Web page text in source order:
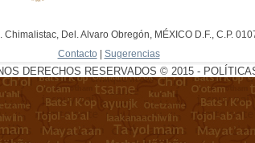
Del. Alvaro Obregón, MÉXICO D.F., C.P.
Contacto | Sugerencias
DERECHOS RESERVADOS © 2015 -